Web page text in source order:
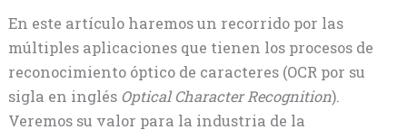
En este artículo haremos un recorrido por las
múltiples aplicaciones que tienen los procesos de
reconocimiento óptico de caracteres (OCR por su
sigla en inglés Optical Character Recognition).
Veremos su valor para la industria de la